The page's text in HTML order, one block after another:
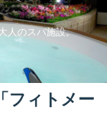
人のスパ施設。
フィトメー